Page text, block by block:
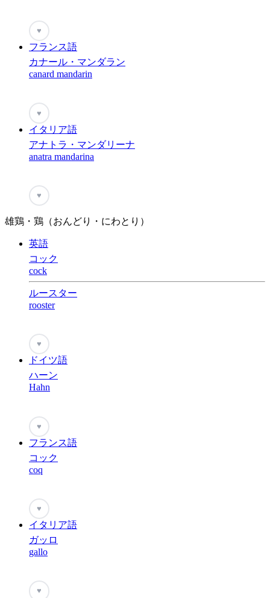
♥
フランス語
カナール・マンダラン
canard mandarin
♥
イタリア語
アナトラ・マンダリーナ
anatra mandarina
♥
雄鶏・鶏（おんどり・にわとり）
英語
コック
cock
ルースター
rooster
♥
ドイツ語
ハーン
Hahn
♥
フランス語
コック
coq
♥
イタリア語
ガッロ
gallo
♥